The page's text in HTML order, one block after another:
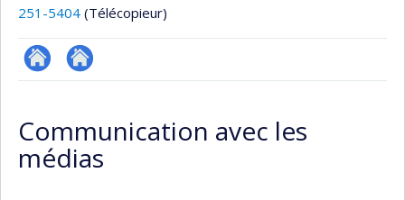
251-5404 (Télécopieur)
ResearchGate
Site
de
l’unité
de
Communication avec les
médias